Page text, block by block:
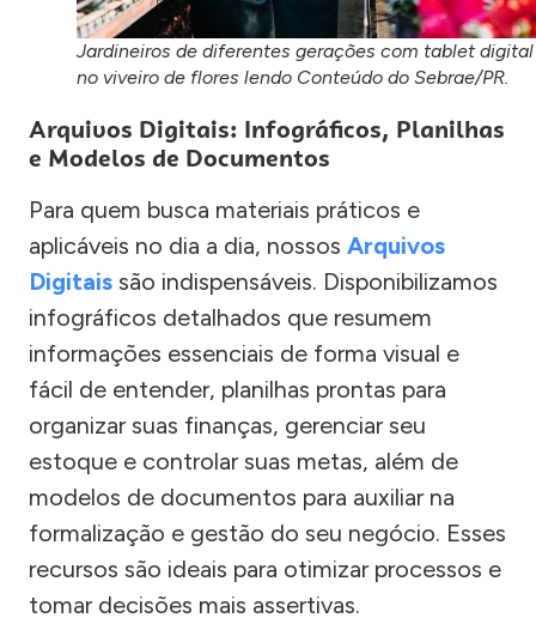
Jardineiros de diferentes gerações com tablet digital
no viveiro de flores lendo Conteúdo do Sebrae/PR.
Arquivos Digitais: Infográficos, Planilhas
e Modelos de Documentos
Para quem busca materiais práticos e
aplicáveis no dia a dia, nossos Arquivos
Digitais são indispensáveis. Disponibilizamos
infográficos detalhados que resumem
informações essenciais de forma visual e
fácil de entender, planilhas prontas para
organizar suas finanças, gerenciar seu
estoque e controlar suas metas, além de
modelos de documentos para auxiliar na
formalização e gestão do seu negócio. Esses
recursos são ideais para otimizar processos e
tomar decisões mais assertivas.